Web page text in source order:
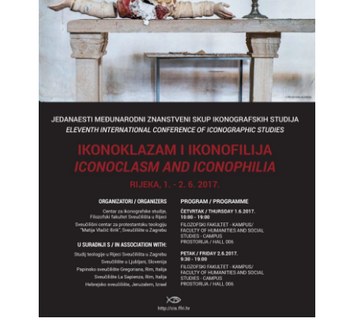
- - Suradnici
- Newsletter
- - Organizatori 2007
- - Sudionici 2007
- - Program 2007
- - Galerija 2007
- Skup 2008